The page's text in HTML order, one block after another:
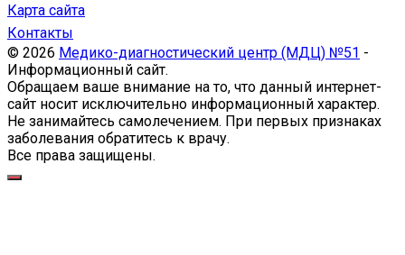
Карта сайта
Контакты
© 2026 Медико-диагностический центр (МДЦ) №51 -
Информационный сайт.
Обращаем ваше внимание на то, что данный интернет-
сайт носит исключительно информационный характер.
Не занимайтесь самолечением. При первых признаках
заболевания обратитесь к врачу.
Все права защищены.